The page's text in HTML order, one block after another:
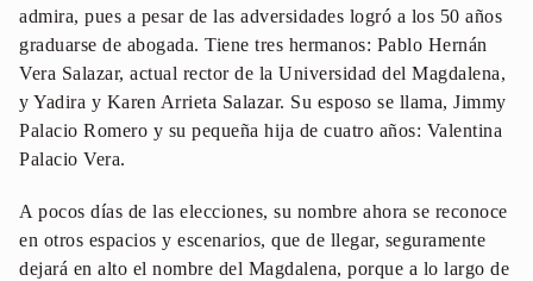
admira, pues a pesar de las adversidades logró a los 50 años
graduarse de abogada. Tiene tres hermanos: Pablo Hernán
Vera Salazar, actual rector de la Universidad del Magdalena,
y Yadira y Karen Arrieta Salazar. Su esposo se llama, Jimmy
Palacio Romero y su pequeña hija de cuatro años: Valentina
Palacio Vera.
A pocos días de las elecciones, su nombre ahora se reconoce
en otros espacios y escenarios, que de llegar, seguramente
dejará en alto el nombre del Magdalena, porque a lo largo de